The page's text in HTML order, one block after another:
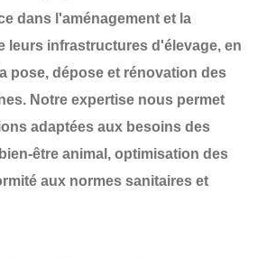
dans l'aménagement et la
leurs infrastructures d'élevage, en
pose, dépose et rénovation des
. Notre expertise nous permet
adaptées aux besoins des
bien-être animal, optimisation des
aux normes sanitaires et